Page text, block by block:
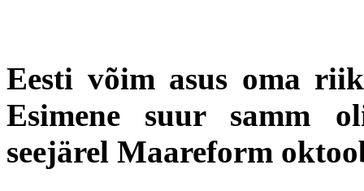
Eesti võim asus oma
Esimene suur samm
seejärel Maareform